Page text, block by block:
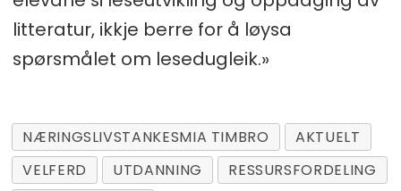
litteratur, ikkje berre for å løysa
spørsmålet om lesedugleik.»
NÆRINGSLIVSTANKESMIA TIMBRO
AKTUELT
VELFERD
UTDANNING
RESSURSFORDELING